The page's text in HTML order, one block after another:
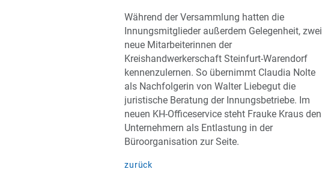
Während der Versammlung hatten die
Innungsmitglieder außerdem Gelegenheit, zwei
neue Mitarbeiterinnen der
Kreishandwerkerschaft Steinfurt-Warendorf
kennenzulernen. So übernimmt Claudia Nolte
als Nachfolgerin von Walter Liebegut die
juristische Beratung der Innungsbetriebe. Im
neuen KH-Officeservice steht Frauke Kraus den
Unternehmern als Entlastung in der
Büroorganisation zur Seite.
zurück